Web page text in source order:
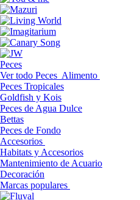
Peces
Ver todo Peces Alimento
Peces Tropicales
Goldfish y Kois
Peces de Agua Dulce
Bettas
Peces de Fondo
Accesorios
Habitats y Accesorios
Mantenimiento de Acuario
Decoración
Marcas populares